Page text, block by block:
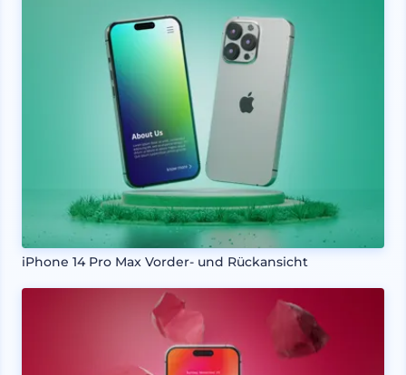
iPhone 14 Pro Max Vorder- und Rückansicht